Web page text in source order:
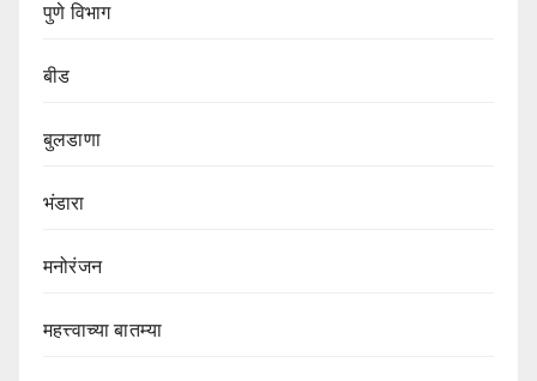
पुणे विभाग‌
बीड
बुलडाणा
भंडारा
मनोरंजन
महत्त्वाच्या बातम्या